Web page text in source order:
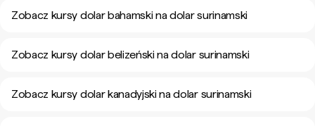
Zobacz kursy dolar bahamski na dolar surinamski
Zobacz kursy dolar belizeński na dolar surinamski
Zobacz kursy dolar kanadyjski na dolar surinamski